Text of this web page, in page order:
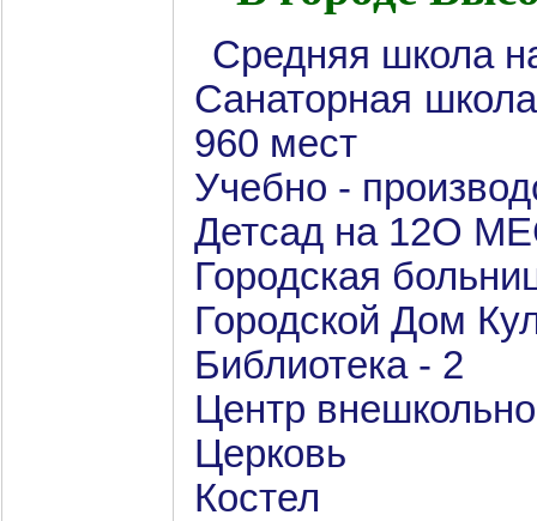
Средняя школа
Санаторная
960 мест
Учебно -
Детсад на 12О
Городская
Городской Дом
Библиотека - 2
Центр
Церковь
Костел